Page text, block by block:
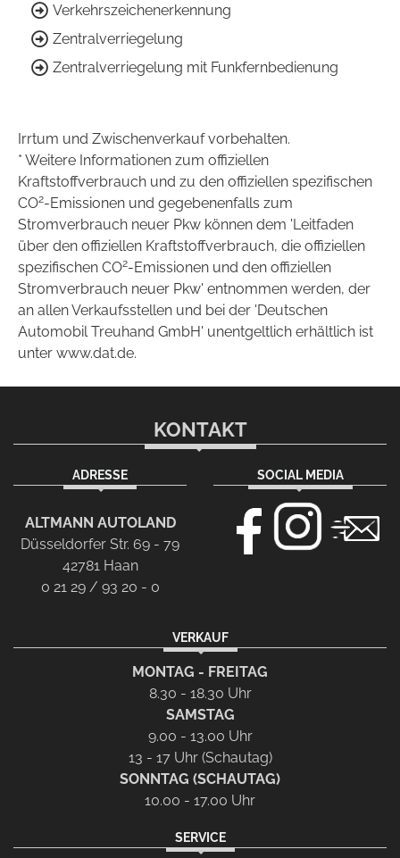
Verkehrszeichenerkennung
Zentralverriegelung
Zentralverriegelung mit Funkfernbedienung
Irrtum und Zwischenverkauf vorbehalten.
* Weitere Informationen zum offiziellen
Kraftstoffverbrauch und zu den offiziellen spezifischen
CO2-Emissionen und gegebenenfalls zum
Stromverbrauch neuer Pkw können dem 'Leitfaden
über den offiziellen Kraftstoffverbrauch, die offiziellen
spezifischen CO2-Emissionen und den offiziellen
Stromverbrauch neuer Pkw' entnommen werden, der
an allen Verkaufsstellen und bei der 'Deutschen
Automobil Treuhand GmbH' unentgeltlich erhältlich ist
unter www.dat.de.
KONTAKT
ADRESSE
ALTMANN AUTOLAND
Düsseldorfer Str. 69 - 79
42781 Haan
0 21 29 / 93 20 - 0
SOCIAL MEDIA
VERKAUF
MONTAG - FREITAG
8.30 - 18.30 Uhr
SAMSTAG
9.00 - 13.00 Uhr
13 - 17 Uhr (Schautag)
SONNTAG (SCHAUTAG)
10.00 - 17.00 Uhr
SERVICE